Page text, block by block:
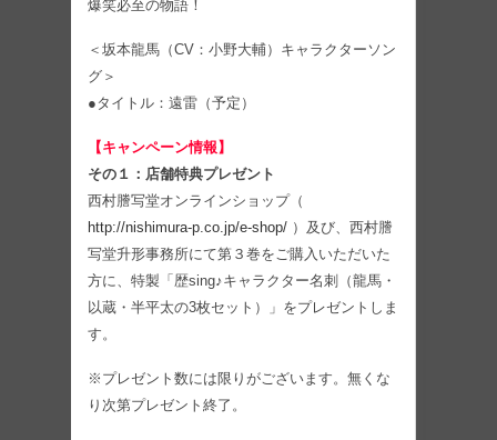
爆笑必至の物語！
＜坂本龍馬（CV：小野大輔）キャラクターソン
グ＞
●タイトル：遠雷（予定）
【キャンペーン情報】
その１：店舗特典プレゼント
西村謄写堂オンラインショップ（
http://nishimura-p.co.jp/e-shop/ ）及び、西村謄
写堂升形事務所にて第３巻をご購入いただいた
方に、特製「歴sing♪キャラクター名刺（龍馬・
以蔵・半平太の3枚セット）」をプレゼントしま
す。
※プレゼント数には限りがございます。無くな
り次第プレゼント終了。